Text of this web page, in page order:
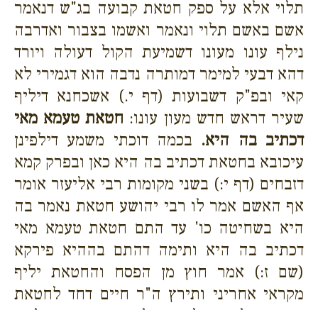
תלוי אלא על ספק חטאת קבועה בג"ש דנאמר
אשם באשם תלוי ונאמר ואשמו בצבור ואדרבה
נילף עונו מעונו דשמיעת הקול דעולה ויורד
דהא דבעי למימר דמותרה נדבה הוא דגמירי לא
קאי ובפ"ק דשבועות (דף י.) אשכחנא דיליף
שעיר דראש חדש מעון עונו: חטאת טעמא מאי
דכתיב בה היא. בכמה דוכתי משמע דילפינן
עיכובא בחטאת דכתיב בה היא כאן ובפרק קמא
דזבחים (דף י:) בשני מקומות רבי אליעזר אומר
אף האשם אמר לו רבי יהושע חטאת נאמר בה
היא בשחיטה כו' עד התם חטאת טעמא מאי
דכתיב בה היא ותימה דהתם בההיא פירקא
(שם ז:) אמר חוץ מן הפסח והחטאת יליף
מקראי אחריני ותירץ ה"ר חיים דחד לחטאת